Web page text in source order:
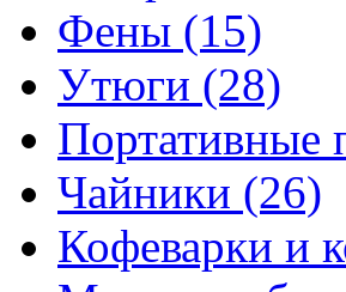
Фены (15)
Утюги (28)
Портативные
Чайники (26)
Кофеварки и